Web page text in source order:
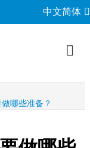
中文简体
哪些准备？